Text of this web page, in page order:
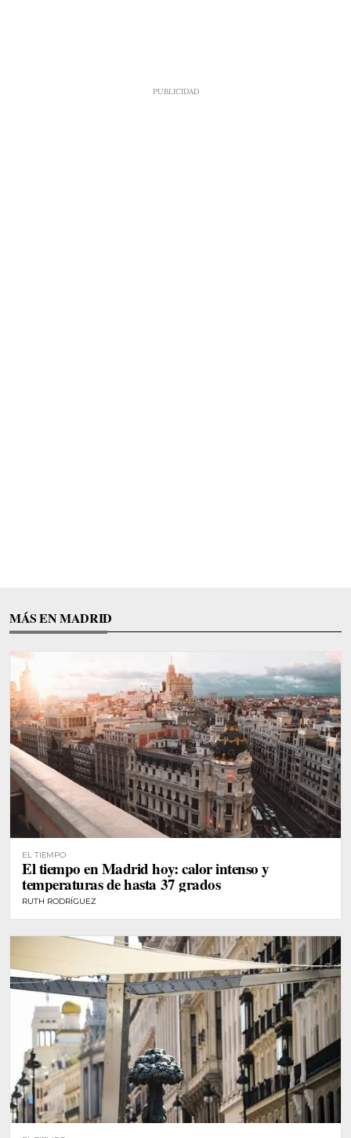
MÁS EN MADRID
EL TIEMPO
El tiempo en Madrid hoy: calor intenso y
temperaturas de hasta 37 grados
RUTH RODRÍGUEZ